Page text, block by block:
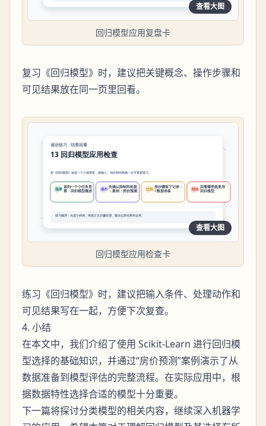
查看大图
回归模型应用复盘卡
复习《回归模型》时，建议把关键概念、操作步骤和
可见结果放在同一页里回看。
查看大图
回归模型应用检查卡
练习《回归模型》时，建议把输入条件、处理动作和
可见结果写在一起，方便下次复查。
4. 小结
在本文中，我们介绍了使用 Scikit-Learn 进行回归模
型选择的基础知识，并通过“房价预测”案例演示了从
数据准备到模型评估的完整流程。在实际应用中，根
据数据特性选择合适的模型十分重要。
下一篇将探讨分类模型的相关内容，继续深入机器学